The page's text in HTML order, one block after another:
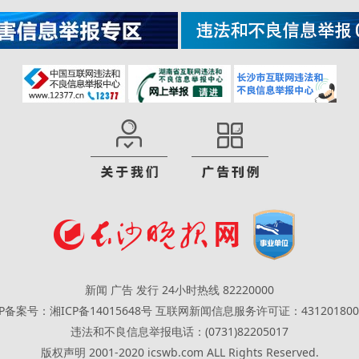
新闻 广告 发行 24小时热线 82220000
备案号：湘ICP备14015648号 互联网新闻信息服务许可证：
违法和不良信息举报电话：(0731)82205017
版权声明 2001-2020 icswb.com ALL Rights Reserved.